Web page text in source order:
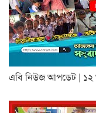
এবি নিউজ আপডেট | ১২